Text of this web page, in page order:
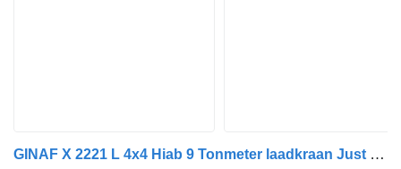
GINAF X 2221 L 4x4 Hiab 9 Tonmeter laadkraan Just 198.696 km!